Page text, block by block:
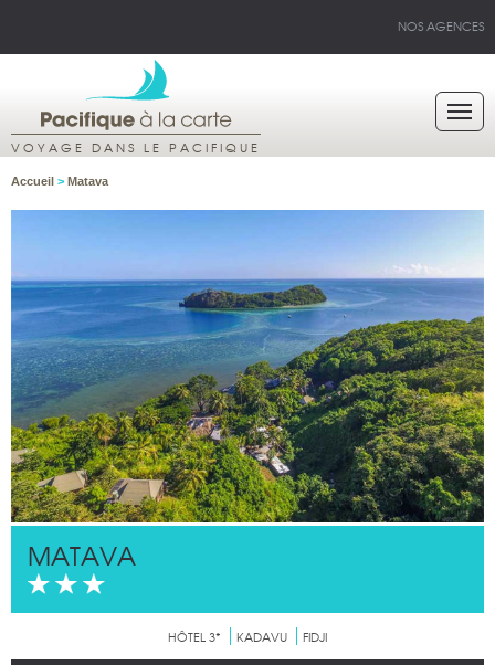
NOS AGENCES
VOYAGE DANS LE PACIFIQUE
Accueil > Matava
MATAVA
HÔTEL 3* KADAVU FIDJI